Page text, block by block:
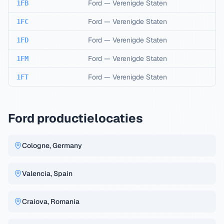
1FB Ford — Verenigde Staten
1FC Ford — Verenigde Staten
1FD Ford — Verenigde Staten
1FM Ford — Verenigde Staten
1FT Ford — Verenigde Staten
Ford productielocaties
Cologne, Germany
Valencia, Spain
Craiova, Romania